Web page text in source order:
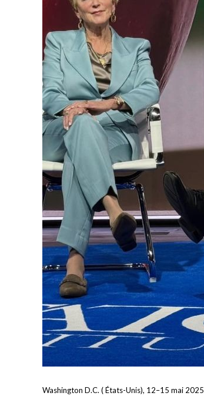
Washington D.C. ( États-Unis), 12–15 mai 2025